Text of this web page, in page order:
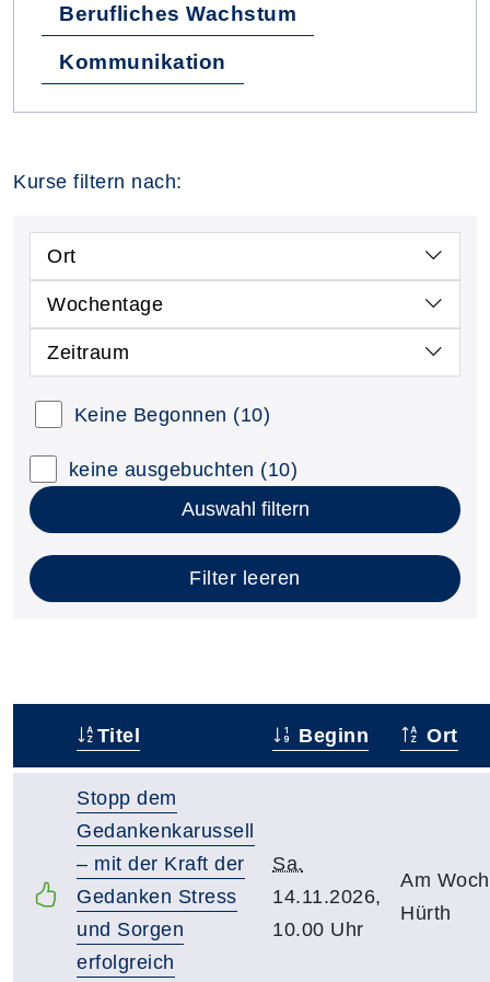
Berufliches Wachstum
Kommunikation
Kurse filtern nach:
Ort
Wochentage
Zeitraum
Keine Begonnen (10)
keine ausgebuchten (10)
Auswahl filtern
Filter leeren
Titel Beginn Ort
Stopp dem
Gedankenkarussell
– mit der Kraft der
Gedanken Stress
und Sorgen
erfolgreich
Sa.
14.11.2026,
10.00 Uhr
Am
Hürth